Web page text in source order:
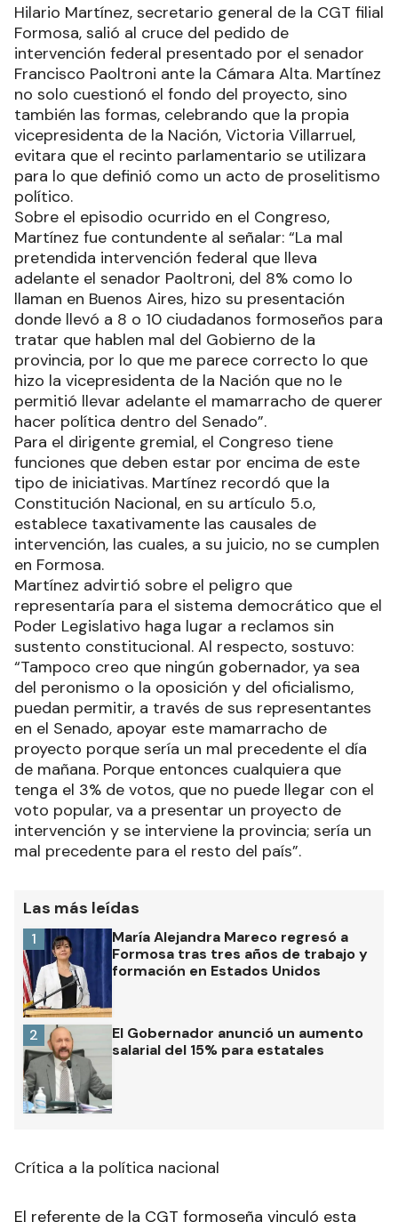
Hilario Martínez, secretario general de la CGT filial
Formosa, salió al cruce del pedido de
intervención federal presentado por el senador
Francisco Paoltroni ante la Cámara Alta. Martínez
no solo cuestionó el fondo del proyecto, sino
también las formas, celebrando que la propia
vicepresidenta de la Nación, Victoria Villarruel,
evitara que el recinto parlamentario se utilizara
para lo que definió como un acto de proselitismo
político.
Sobre el episodio ocurrido en el Congreso,
Martínez fue contundente al señalar: “La mal
pretendida intervención federal que lleva
adelante el senador Paoltroni, del 8% como lo
llaman en Buenos Aires, hizo su presentación
donde llevó a 8 o 10 ciudadanos formoseños para
tratar que hablen mal del Gobierno de la
provincia, por lo que me parece correcto lo que
hizo la vicepresidenta de la Nación que no le
permitió llevar adelante el mamarracho de querer
hacer política dentro del Senado”.
Para el dirigente gremial, el Congreso tiene
funciones que deben estar por encima de este
tipo de iniciativas. Martínez recordó que la
Constitución Nacional, en su artículo 5.o,
establece taxativamente las causales de
intervención, las cuales, a su juicio, no se cumplen
en Formosa.
Martínez advirtió sobre el peligro que
representaría para el sistema democrático que el
Poder Legislativo haga lugar a reclamos sin
sustento constitucional. Al respecto, sostuvo:
“Tampoco creo que ningún gobernador, ya sea
del peronismo o la oposición y del oficialismo,
puedan permitir, a través de sus representantes
en el Senado, apoyar este mamarracho de
proyecto porque sería un mal precedente el día
de mañana. Porque entonces cualquiera que
tenga el 3% de votos, que no puede llegar con el
voto popular, va a presentar un proyecto de
intervención y se interviene la provincia; sería un
mal precedente para el resto del país”.
Las más leídas
María Alejandra Mareco regresó a
Formosa tras tres años de trabajo y
formación en Estados Unidos
1
El Gobernador anunció un aumento
salarial del 15% para estatales
2
Crítica a la política nacional
El referente de la CGT formoseña vinculó esta